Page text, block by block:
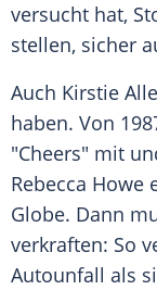
versucht hat,
stellen, sicher
Auch Kirstie
haben. Von
"Cheers" mit
Rebecca Howe
Globe. Dann
verkraften: So
Autounfall als